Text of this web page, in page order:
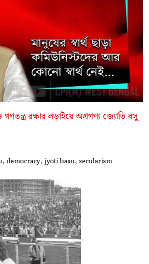
গণতন্ত্র রক্ষার লড়াইয়ে অগ্রগণ্য জ্যোতি বসু
, democracy, jyoti basu, secularism